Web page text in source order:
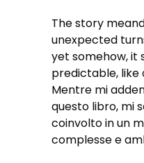
The story
unexpected
yet somehow, it
predictable,
Mentre mi
questo libro, mi
coinvolto in un
complesse e